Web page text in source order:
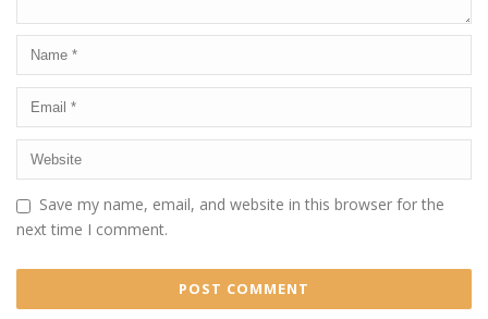
Save my name, email, and website in this browser for the
next time I comment.